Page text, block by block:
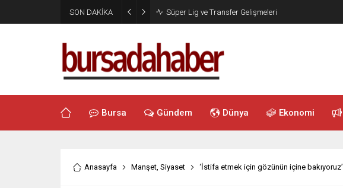
SON DAKİKA Süper Lig ve Transfer Gelişmeleri
Bursa Gündem Dünya Ekonomi
Anasayfa Manşet, Siyaset ‘İstifa etmek için gözünün içine bakıyoruz’